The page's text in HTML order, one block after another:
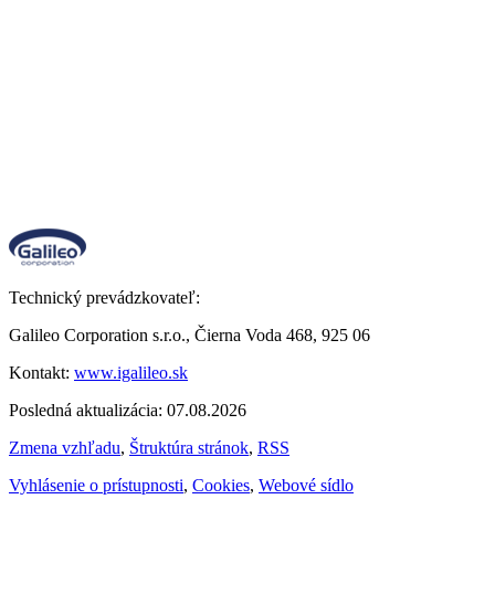
Technický prevádzkovateľ:
Galileo Corporation s.r.o., Čierna Voda 468, 925 06
Kontakt: www.igalileo.sk
Posledná aktualizácia: 07.08.2026
Zmena vzhľadu, Štruktúra stránok, RSS
Vyhlásenie o prístupnosti, Cookies, Webové sídlo